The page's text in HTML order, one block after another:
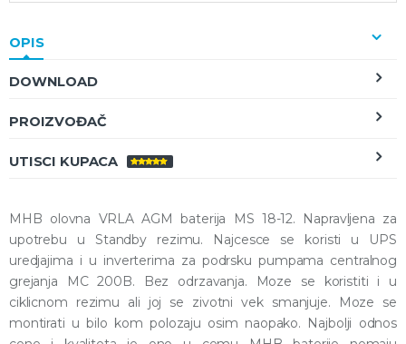
OPIS
DOWNLOAD
PROIZVOĐAČ
UTISCI KUPACA
MHB olovna VRLA AGM baterija MS 18-12. Napravljena za
upotrebu u Standby rezimu. Najcesce se koristi u UPS
uredjajima i u inverterima za podrsku pumpama centralnog
grejanja MC 200B. Bez odrzavanja. Moze se koristiti i u
ciklicnom rezimu ali joj se zivotni vek smanjuje. Moze se
montirati u bilo kom polozaju osim naopako. Najbolji odnos